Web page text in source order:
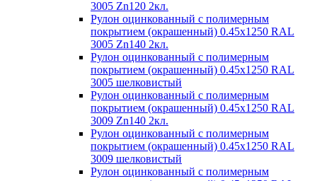
3005 Zn120 2кл.
Рулон оцинкованный с полимерным
покрытием (окрашенный) 0.45x1250 RAL
3005 Zn140 2кл.
Рулон оцинкованный с полимерным
покрытием (окрашенный) 0.45x1250 RAL
3005 шелковистый
Рулон оцинкованный с полимерным
покрытием (окрашенный) 0.45x1250 RAL
3009 Zn140 2кл.
Рулон оцинкованный с полимерным
покрытием (окрашенный) 0.45x1250 RAL
3009 шелковистый
Рулон оцинкованный с полимерным